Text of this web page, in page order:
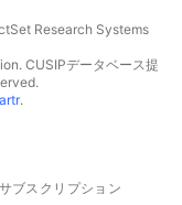
Research Systems
CUSIPデータベース提
.
ブスクリプション